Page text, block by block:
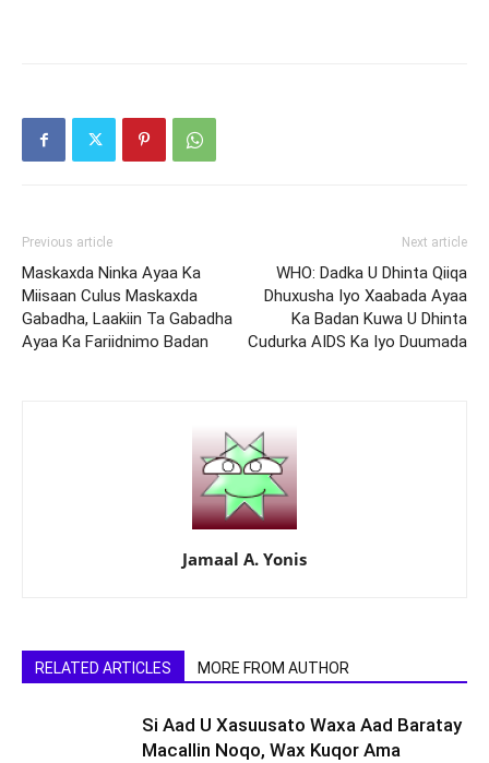
Previous article
Maskaxda Ninka Ayaa Ka
Miisaan Culus Maskaxda
Gabadha, Laakiin Ta Gabadha
Ayaa Ka Fariidnimo Badan
Next article
WHO: Dadka U Dhinta Qiiqa
Dhuxusha Iyo Xaabada Ayaa
Ka Badan Kuwa U Dhinta
Cudurka AIDS Ka Iyo Duumada
Jamaal A. Yonis
RELATED ARTICLES MORE FROM AUTHOR
Si Aad U Xasuusato Waxa Aad Baratay
Macallin Noqo, Wax Kuqor Ama